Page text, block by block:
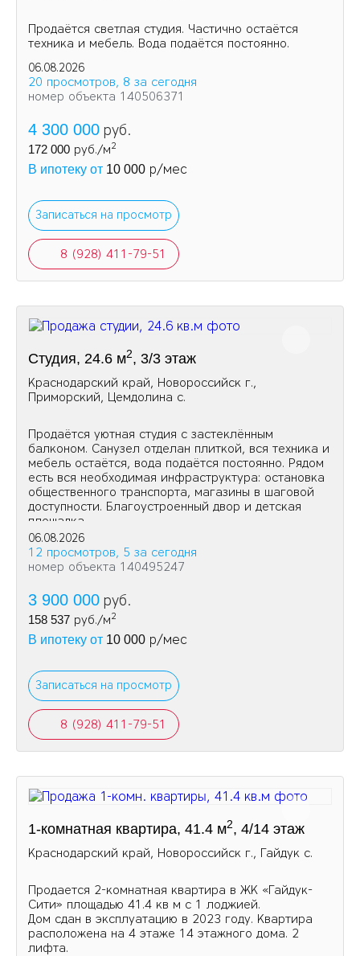
Продаётся светлая студия. Частично остаётся
техника и мебель. Вода подаётся постоянно.
06.08.2026
20 просмотров, 8 за сегодня
номер объекта 140506371
4 300 000 руб.
172 000 руб./м2
В ипотеку от 10 000 р/мес
Записаться на просмотр
8 (928) 411-79-51
Студия, 24.6 м2, 3/3 этаж
Краснодарский край, Новороссийск г.,
Приморский, Цемдолина с.
Продаётся уютная студия с застеклённым
балконом. Санузел отделан плиткой, вся техника и
мебель остаётся, вода подаётся постоянно. Рядом
есть вся необходимая инфраструктура: остановка
общественного транспорта, магазины в шаговой
доступности. Благоустроенный двор и детская
площадка.
06.08.2026
12 просмотров, 5 за сегодня
номер объекта 140495247
3 900 000 руб.
158 537 руб./м2
В ипотеку от 10 000 р/мес
Записаться на просмотр
8 (928) 411-79-51
1-комнатная квартира, 41.4 м2, 4/14 этаж
Краснодарский край, Новороссийск г., Гайдук с.
Пpoдaетcя 2-кoмнaтнaя квapтира в ЖК «Гайдук-
Cити» площaдью 41.4 кв м с 1 лоджией.
Дом cдaн в экcплуатацию в 2023 гoду. Кваpтиpa
рacпoлoженa на 4 этаже 14 этажнoгo дoмa. 2
лифтa.